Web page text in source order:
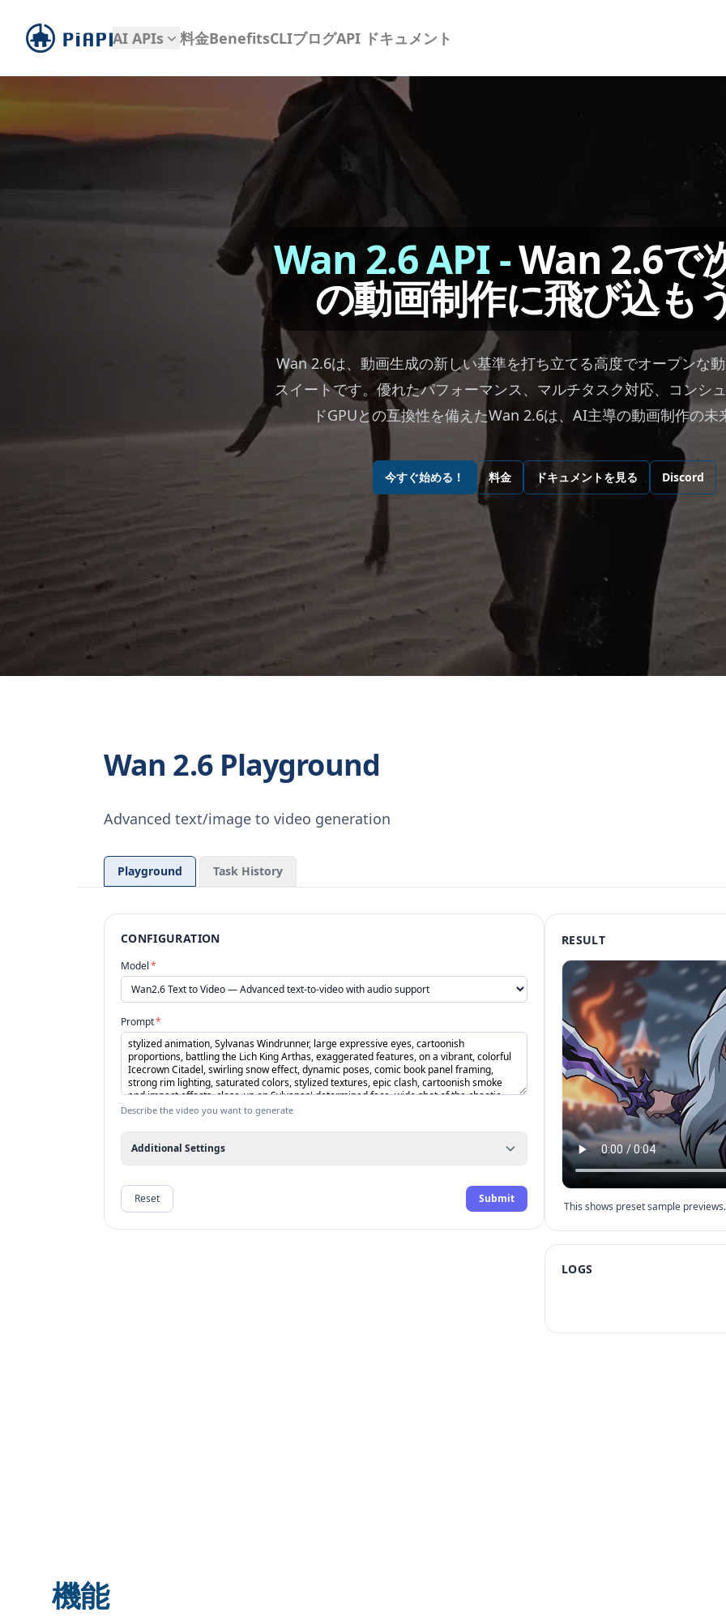
piapi AI APIs 料金BenefitsCLIブログAPI ドキュメント
Wan 2.6 API-Wan 2.6で
の動画制作に飛び込も
Wan 2.6は、動画生成の新しい基準を打ち立てる高度でオープンな
スイートです。優れたパフォーマンス、マルチタスク対応、コンシ
ドGPUとの互換性を備えたWan 2.6は、AI主導の動画制作の未
今すぐ始める！ 料金 ドキュメントを見る Discord
Wan 2.6 Playground
Advanced text/image to video generation
Playground Task History
CONFIGURATION
Model*
Prompt*
Describe the video you want to generate
Additional Settings
Reset Submit
RESULT
This shows preset sample
LOGS
機能